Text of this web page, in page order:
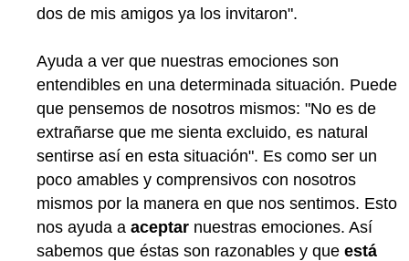
dos de mis amigos ya los invitaron".
Ayuda a ver que nuestras emociones son
entendibles en una determinada situación. Puede
que pensemos de nosotros mismos: "No es de
extrañarse que me sienta excluido, es natural
sentirse así en esta situación". Es como ser un
poco amables y comprensivos con nosotros
mismos por la manera en que nos sentimos. Esto
nos ayuda a aceptar nuestras emociones. Así
sabemos que éstas son razonables y que está